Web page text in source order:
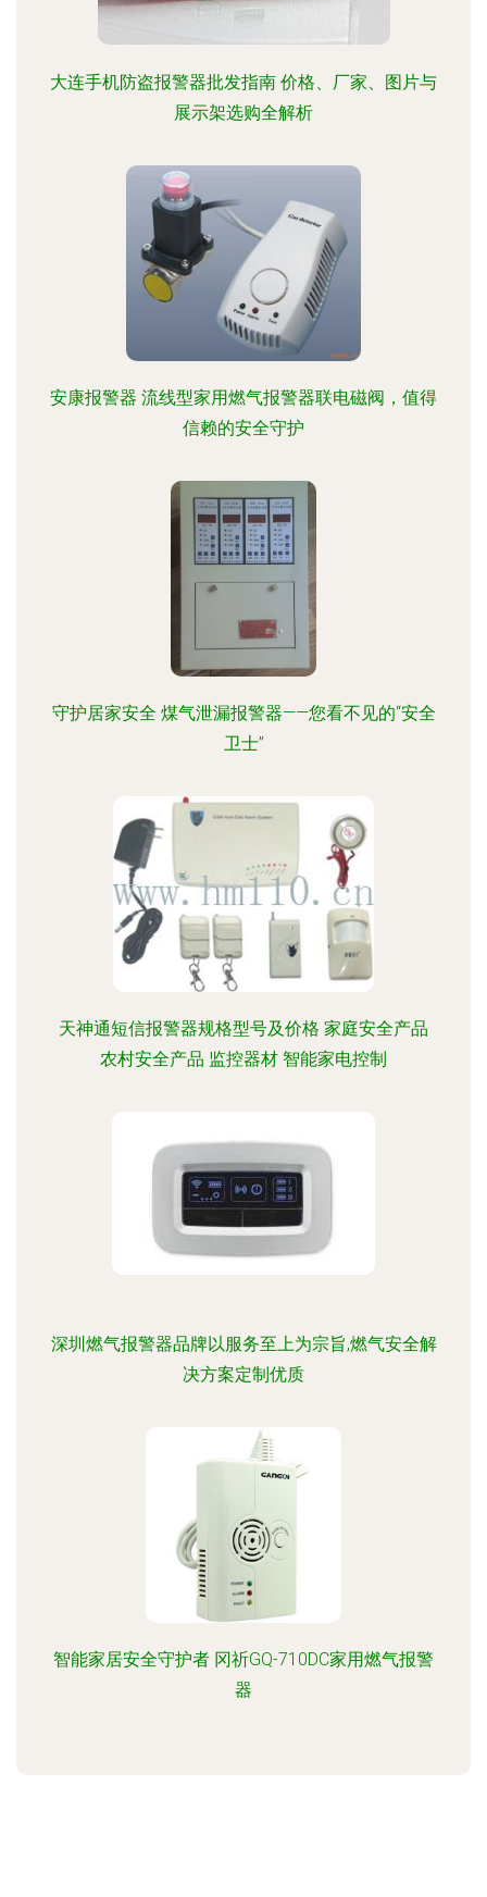
大连手机防盗报警器批发指南 价格、厂家、图片与
展示架选购全解析
安康报警器 流线型家用燃气报警器联电磁阀，值得
信赖的安全守护
守护居家安全 煤气泄漏报警器——您看不见的“安全
卫士”
天神通短信报警器规格型号及价格 家庭安全产品
农村安全产品 监控器材 智能家电控制
深圳燃气报警器品牌以服务至上为宗旨,燃气安全解
决方案定制优质
智能家居安全守护者 冈祈GQ-710DC家用燃气报警
器